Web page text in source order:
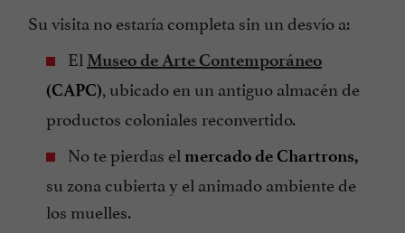
Su visita no estaría completa sin un desvío a:
El Museo de Arte Contemporáneo
(CAPC), ubicado en un antiguo almacén de
productos coloniales reconvertido.
No te pierdas el mercado de Chartrons,
su zona cubierta y el animado ambiente de
los muelles.